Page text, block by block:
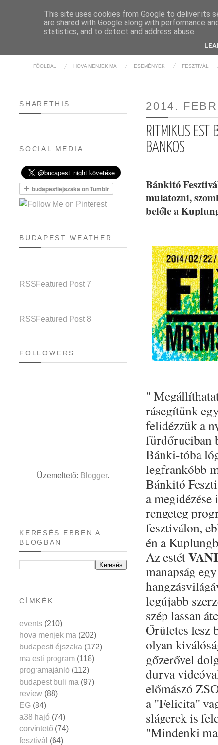
FŐOLDAL HOVA MENJEK MA ESEMÉNYEK FESZTIVÁL
2014.
RITMIKUS EST
BANKOS
Bánkitó
mulatozni,
belőle a
"
rásegítünk
felidézzük a
fürdőruciban
Bánki-tóba
legfrankóbb
Bánkitó
a
rengeteg
fesztiválon,
én a
Az estét
manapság
legújabb
szép lassan
Őrületes lesz
olyan
gőzerővel
durva
előmászó
a "Felicita"
slágerek is
"Mindenki
SHARETHIS
SOCIAL MEDIA
BUDAPEST WEATHER
RSS Featured Post 7
RSS Featured Post 8
FOLLOWERS
Üzemeltető: Blogger.
KERESÉS EBBEN A
BLOGBAN
CÍMKÉK
events (210)
hova menjek ma (202)
budapesti éjszaka (172)
ma esti program (118)
programajánló (112)
budapest buli ma (97)
review (88)
EG (84)
a38 hajó (74)
corvintető (74)
fesztivál (64)
This site uses cookies from Google to deliver its
are shared with Google along with performance
statistics, and to detect and address abuse.